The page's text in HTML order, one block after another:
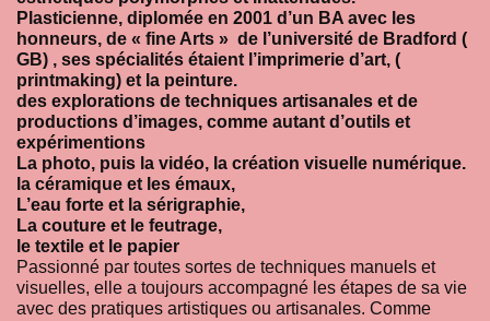
Plasticienne, diplomée en 2001 d’un BA avec les
honneurs, de « fine Arts » de l’université de Bradford (
GB) , ses spécialités étaient l’imprimerie d’art, (
printmaking) et la peinture.
des explorations de techniques artisanales et de
productions d’images, comme autant d’outils et
expérimentions
La photo, puis la vidéo, la création visuelle numérique.
la céramique et les émaux,
L’eau forte et la sérigraphie,
La couture et le feutrage,
le textile et le papier
Passionné par toutes sortes de techniques manuels et
visuelles, elle a toujours accompagné les étapes de sa vie
avec des pratiques artistiques ou artisanales. Comme